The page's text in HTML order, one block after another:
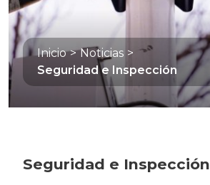
Inicio > Noticias >
Seguridad e Inspección
Seguridad e Inspección